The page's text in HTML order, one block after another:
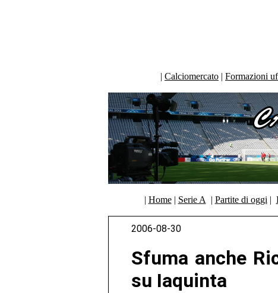
| Calciomercato | Formazioni
| Home| Serie A | Partite di oggi |
2006-08-30
Sfuma anche
su Iaquinta